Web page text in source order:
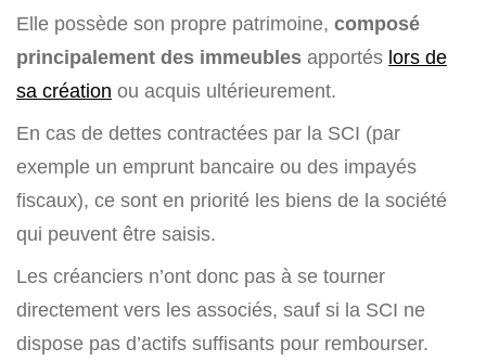
Elle possède son propre patrimoine, composé
principalement des immeubles apportés lors de
sa création ou acquis ultérieurement.
En cas de dettes contractées par la SCI (par
exemple un emprunt bancaire ou des impayés
fiscaux), ce sont en priorité les biens de la société
qui peuvent être saisis.
Les créanciers n’ont donc pas à se tourner
directement vers les associés, sauf si la SCI ne
dispose pas d’actifs suffisants pour rembourser.